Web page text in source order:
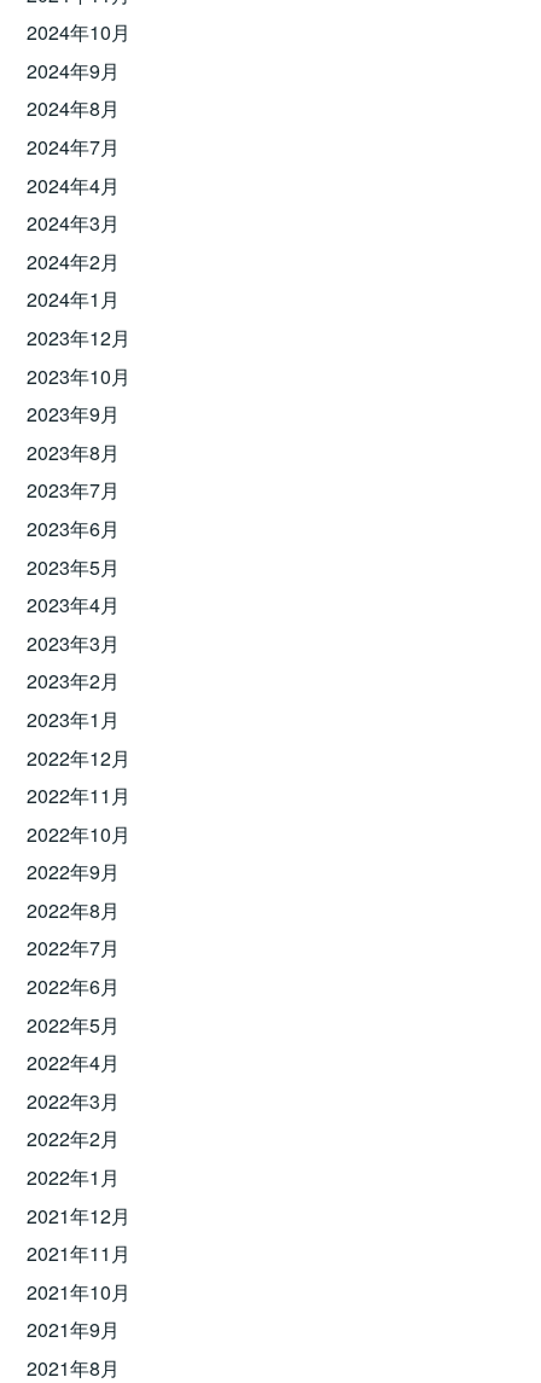
2024年10月
2024年9月
2024年8月
2024年7月
2024年4月
2024年3月
2024年2月
2024年1月
2023年12月
2023年10月
2023年9月
2023年8月
2023年7月
2023年6月
2023年5月
2023年4月
2023年3月
2023年2月
2023年1月
2022年12月
2022年11月
2022年10月
2022年9月
2022年8月
2022年7月
2022年6月
2022年5月
2022年4月
2022年3月
2022年2月
2022年1月
2021年12月
2021年11月
2021年10月
2021年9月
2021年8月